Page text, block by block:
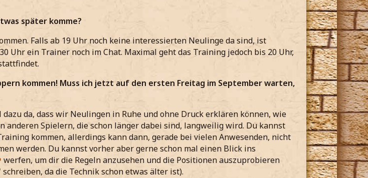
später komme?
Falls ab 19 Uhr noch keine interessierten Neulinge da sind, ist
Uhr ein Trainer noch im Chat. Maximal geht das Training jedoch bis 20 Uhr,
kommen! Muss ich jetzt auf den ersten Freitag im September warten,
da, dass wir Neulingen in Ruhe und ohne Druck erklären können, wie
anderen Spielern, die schon länger dabei sind, langweilig wird. Du kannst
kommen, allerdings kann dann, gerade bei vielen Anwesenden, nicht
werden. Du kannst vorher aber gerne schon mal einen Blick ins
werfen, um dir die Regeln anzusehen und die Positionen auszuprobieren
da die Technik schon etwas älter ist).